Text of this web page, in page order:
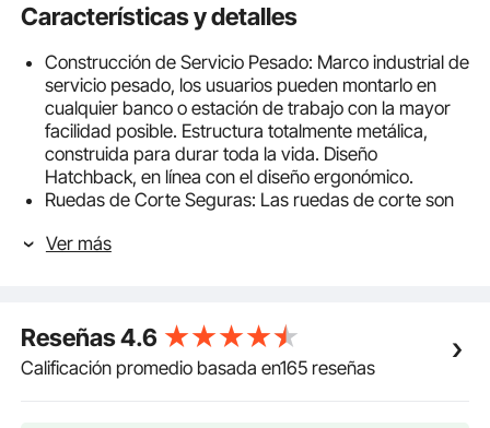
Características y detalles
Construcción de Servicio Pesado: Marco industrial de
servicio pesado, los usuarios pueden montarlo en
cualquier banco o estación de trabajo con la mayor
facilidad posible. Estructura totalmente metálica,
construida para durar toda la vida. Diseño
Hatchback, en línea con el diseño ergonómico.
Ruedas de Corte Seguras: Las ruedas de corte son
pelado rápida. Diez cuchillas para pelar cables. Una
redondos y cuatro canales de corte de cable plano.
Estilo de deslizamiento único, movimiento alternativo
suave, corte y pelado precisos. Operación fácil.
Ver más
Reseñas4.6
Calificación promedio basada en165 reseñas